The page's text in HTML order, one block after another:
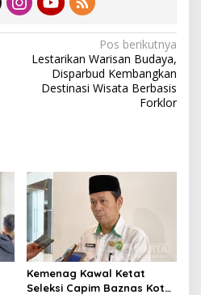
Pos berikutnya
Lestarikan Warisan Budaya,
Disparbud Kembangkan
Destinasi Wisata Berbasis
Forklor
Kemenag Kawal Ketat
Seleksi Capim Baznas Kota